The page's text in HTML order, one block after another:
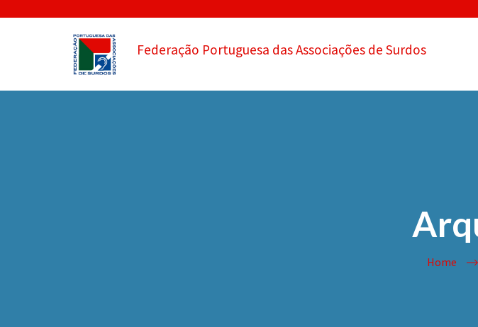
Federação Portuguesa das Associações de Surdos
Home